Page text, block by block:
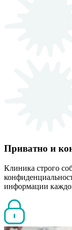
Приватно и
Клиника строго
информации